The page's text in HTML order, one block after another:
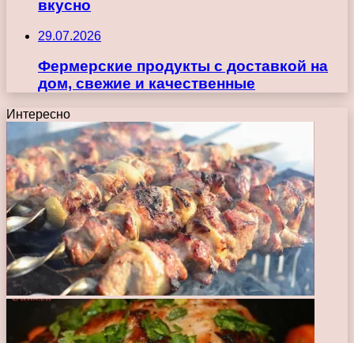
вкусно
29.07.2026
Фермерские продукты с доставкой на
дом, свежие и качественные
Интересно